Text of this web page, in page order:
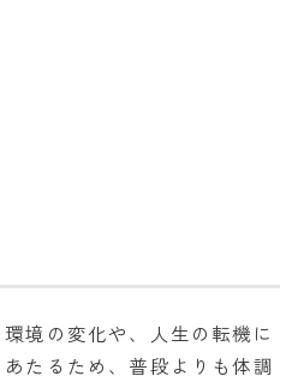
境の変化や、人生の転機に
たるため、普段よりも体調